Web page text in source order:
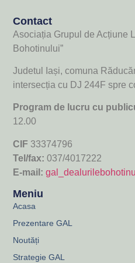
Contact
Asociația Grupul de Acțiune
Bohotinului”
Judetul Iași, comuna
intersecția cu DJ 244F spre
Program de lucru cu
12.00
CIF 33374796
Tel/fax: 037/4017222
E-mail:
Meniu
Acasa
Prezentare GAL
Noutăți
Strategie GAL